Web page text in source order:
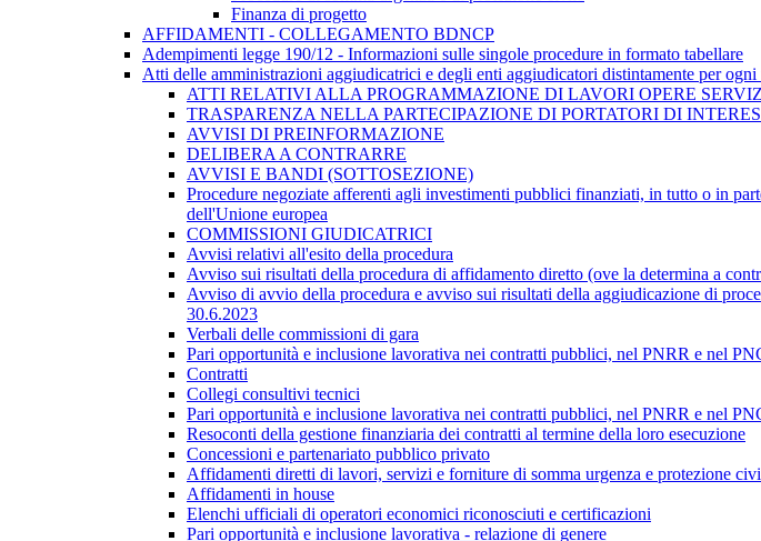
Finanza di progetto
AFFIDAMENTI - COLLEGAMENTO BDNCP
Adempimenti legge 190/12 - Informazioni sulle singole procedure in formato tabellare
Atti delle amministrazioni aggiudicatrici e degli enti aggiudicatori distintamente per ogni
ATTI RELATIVI ALLA PROGRAMMAZIONE DI LAVORI OPERE
TRASPARENZA NELLA PARTECIPAZIONE DI PORTATORI DI
AVVISI DI PREINFORMAZIONE
DELIBERA A CONTRARRE
AVVISI E BANDI (SOTTOSEZIONE)
Procedure negoziate afferenti agli investimenti pubblici finanziati, in tutto o in
dell'Unione europea
COMMISSIONI GIUDICATRICI
Avvisi relativi all'esito della procedura
Avviso sui risultati della procedura di affidamento diretto (ove la determina a
Avviso di avvio della procedura e avviso sui risultati della aggiudicazione di
30.6.2023
Verbali delle commissioni di gara
Pari opportunità e inclusione lavorativa nei contratti pubblici, nel PNRR e nel
Contratti
Collegi consultivi tecnici
Pari opportunità e inclusione lavorativa nei contratti pubblici, nel PNRR e nel
Resoconti della gestione finanziaria dei contratti al termine della loro esecuzione
Concessioni e partenariato pubblico privato
Affidamenti diretti di lavori, servizi e forniture di somma urgenza e protezione
Affidamenti in house
Elenchi ufficiali di operatori economici riconosciuti e certificazioni
Pari opportunità e inclusione lavorativa - relazione di genere